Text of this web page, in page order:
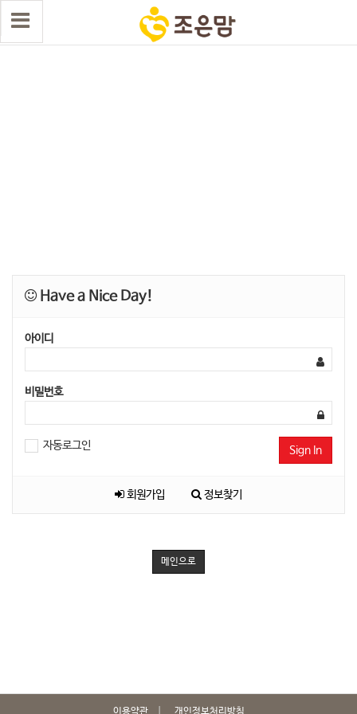
Have a Nice Day!
아이디
비밀번호
자동로그인 Sign In
회원가입 정보찾기
메인으로
이용약관 개인정보처리방침